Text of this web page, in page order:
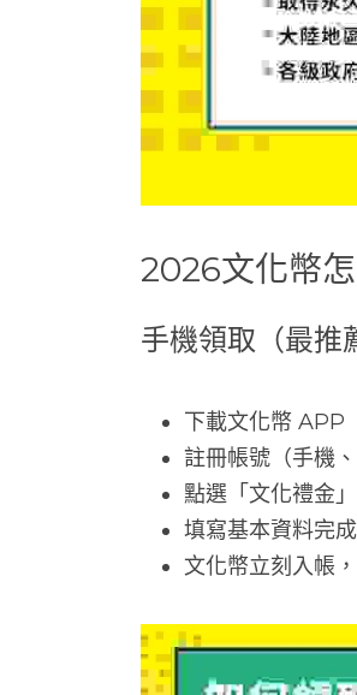
2026文化幣
手機領取（最推
下載文化幣 APP
註冊帳號（手機
點選「文化禮金」
填寫基本資料完
文化幣立刻入帳